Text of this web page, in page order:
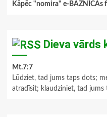
Kāpēc "nomira" e-BAZNĪCAs
Dieva vārds
Mt.7:7
Lūdziet, tad jums taps dots;
atradīsit; klaudziniet, tad jums